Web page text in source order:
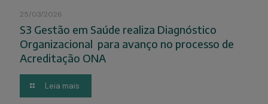
25/03/2026
S3 Gestão em Saúde realiza Diagnóstico
Organizacional para avanço no processo de
Acreditação ONA
Leia mais